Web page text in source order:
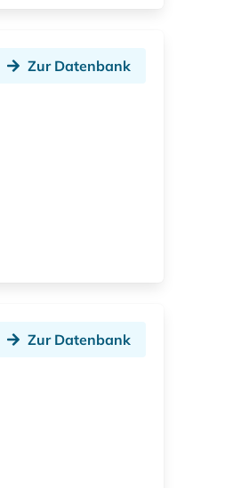
Zur Datenbank
Zur Datenbank